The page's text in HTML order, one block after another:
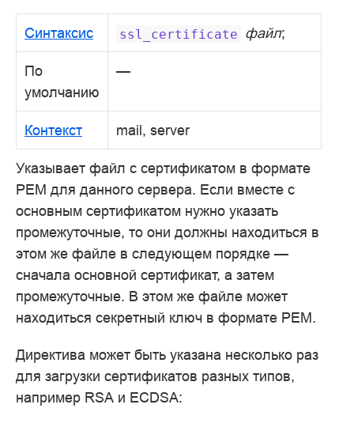
Синтаксис ssl_certificate файл;
По
умолчанию
—
Контекст mail, server
Указывает файл с сертификатом в формате
PEM для данного сервера. Если вместе с
основным сертификатом нужно указать
промежуточные, то они должны находиться в
этом же файле в следующем порядке —
сначала основной сертификат, а затем
промежуточные. В этом же файле может
находиться секретный ключ в формате PEM.
Директива может быть указана несколько раз
для загрузки сертификатов разных типов,
например RSA и ECDSA: